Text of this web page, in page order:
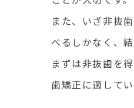
また、いざ非抜
べるしかなく、
まずは非抜歯を
歯矯正に適して